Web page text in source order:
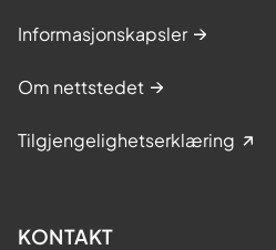
Informasjonskapsler
Om nettstedet
Tilgjengelighetserklæring
KONTAKT